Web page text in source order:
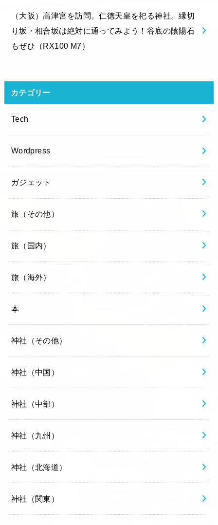
（大阪）高津宮を訪問。仁徳天皇を祀る神社。縁切
り坂・相合坂は絶対に通ってみよう！谷底の陰陽石
もぜひ（RX100 M7）
カテゴリー
Tech
Wordpress
ガジェット
旅（その他）
旅（国内）
旅（海外）
本
神社（その他）
神社（中国）
神社（中部）
神社（九州）
神社（北海道）
神社（関東）